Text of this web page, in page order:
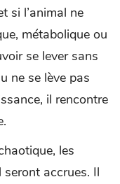
si l’animal ne
métabolique ou
se lever sans
ne se lève pas
il rencontre
les
seront accrues. Il